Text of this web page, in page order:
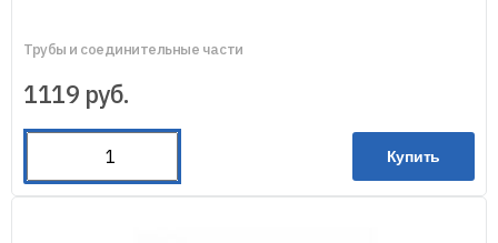
Трубы и соединительные части
1119 руб.
Купить